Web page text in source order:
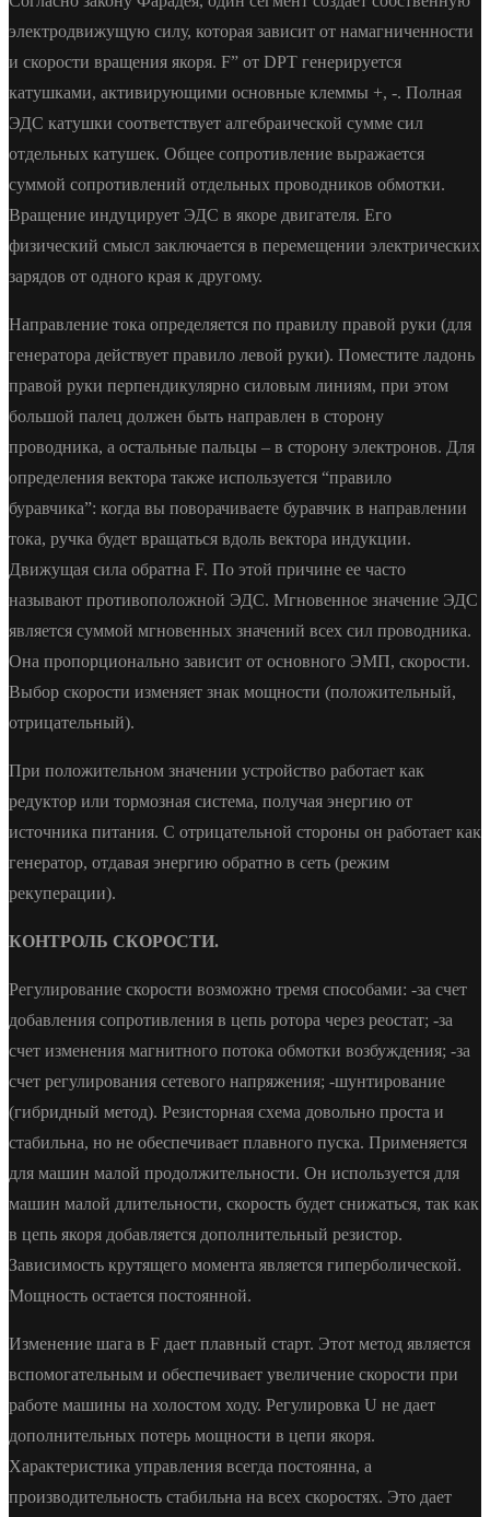
электродвижущую силу, которая зависит от намагниченности
и скорости вращения якоря. F” от DPT генерируется
катушками, активирующими основные клеммы +, -. Полная
ЭДС катушки соответствует алгебраической сумме сил
отдельных катушек. Общее сопротивление выражается
суммой сопротивлений отдельных проводников обмотки.
Вращение индуцирует ЭДС в якоре двигателя. Его
физический смысл заключается в перемещении электрических
зарядов от одного края к другому.
Направление тока определяется по правилу правой руки (для
генератора действует правило левой руки). Поместите ладонь
правой руки перпендикулярно силовым линиям, при этом
большой палец должен быть направлен в сторону
проводника, а остальные пальцы – в сторону электронов. Для
определения вектора также используется “правило
буравчика”: когда вы поворачиваете буравчик в направлении
тока, ручка будет вращаться вдоль вектора индукции.
Движущая сила обратна F. По этой причине ее часто
называют противоположной ЭДС. Мгновенное значение ЭДС
является суммой мгновенных значений всех сил проводника.
Она пропорционально зависит от основного ЭМП, скорости.
Выбор скорости изменяет знак мощности (положительный,
отрицательный).
При положительном значении устройство работает как
редуктор или тормозная система, получая энергию от
источника питания. С отрицательной стороны он работает как
генератор, отдавая энергию обратно в сеть (режим
рекуперации).
КОНТРОЛЬ СКОРОСТИ.
Регулирование скорости возможно тремя способами: -за счет
добавления сопротивления в цепь ротора через реостат; -за
счет изменения магнитного потока обмотки возбуждения; -за
счет регулирования сетевого напряжения; -шунтирование
(гибридный метод). Резисторная схема довольно проста и
стабильна, но не обеспечивает плавного пуска. Применяется
для машин малой продолжительности. Он используется для
машин малой длительности, скорость будет снижаться, так как
в цепь якоря добавляется дополнительный резистор.
Зависимость крутящего момента является гиперболической.
Мощность остается постоянной.
Изменение шага в F дает плавный старт. Этот метод является
вспомогательным и обеспечивает увеличение скорости при
работе машины на холостом ходу. Регулировка U не дает
дополнительных потерь мощности в цепи якоря.
Характеристика управления всегда постоянна, а
производительность стабильна на всех скоростях. Это дает